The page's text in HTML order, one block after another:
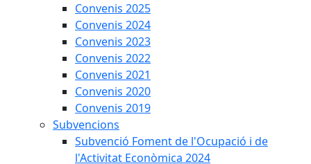
Convenis 2025
Convenis 2024
Convenis 2023
Convenis 2022
Convenis 2021
Convenis 2020
Convenis 2019
Subvencions
Subvenció Foment de l'Ocupació i de
l'Activitat Econòmica 2024